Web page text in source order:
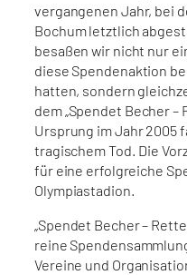
vergangenen Jahr, bei
Bochum letztlich
besaßen wir nicht nur
diese Spendenaktion
hatten, sondern
dem „Spendet Becher –
Ursprung im Jahr 2005
tragischem Tod. Die
für eine erfolgreiche
Olympiastadion.
„Spendet Becher –
reine
Vereine und